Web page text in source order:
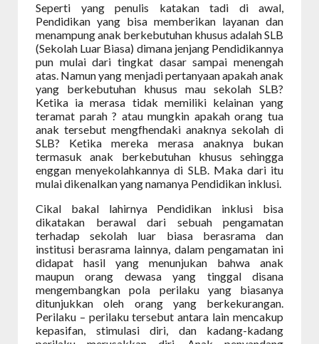
Seperti yang penulis katakan tadi di awal,
Pendidikan yang bisa memberikan layanan dan
menampung anak berkebutuhan khusus adalah SLB
(Sekolah Luar Biasa) dimana jenjang Pendidikannya
pun mulai dari tingkat dasar sampai menengah
atas. Namun yang menjadi pertanyaan apakah anak
yang berkebutuhan khusus mau sekolah SLB?
Ketika ia merasa tidak memiliki kelainan yang
teramat parah ? atau mungkin apakah orang tua
anak tersebut mengfhendaki anaknya sekolah di
SLB? Ketika mereka merasa anaknya bukan
termasuk anak berkebutuhan khusus sehingga
enggan menyekolahkannya di SLB. Maka dari itu
mulai dikenalkan yang namanya Pendidikan inklusi.
Cikal bakal lahirnya Pendidikan inklusi bisa
dikatakan berawal dari sebuah pengamatan
terhadap sekolah luar biasa berasrama dan
institusi berasrama lainnya, dalam pengamatan ini
didapat hasil yang menunjukan bahwa anak
maupun orang dewasa yang tinggal disana
mengembangkan pola perilaku yang biasanya
ditunjukkan oleh orang yang berkekurangan.
Perilaku – perilaku tersebut antara lain mencakup
kepasifan, stimulasi diri, dan kadang-kadang